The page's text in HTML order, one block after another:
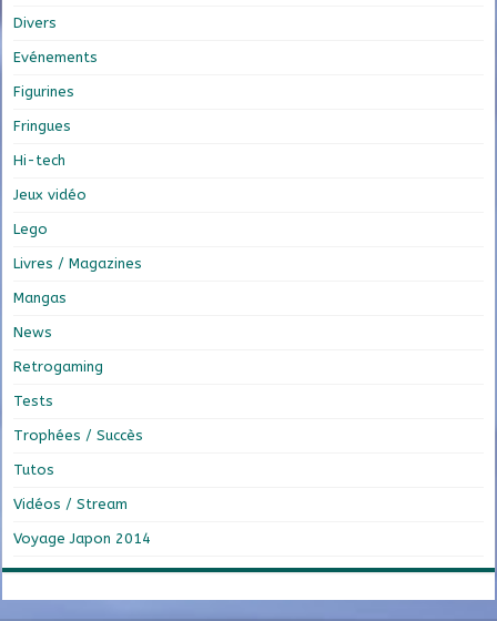
Divers
Evénements
Figurines
Fringues
Hi-tech
Jeux vidéo
Lego
Livres / Magazines
Mangas
News
Retrogaming
Tests
Trophées / Succès
Tutos
Vidéos / Stream
Voyage Japon 2014